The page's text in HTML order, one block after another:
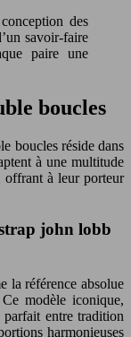
savoir-faire
paire une
boucles
boucles réside dans
à une multitude
offrant à leur porteur
john lobb
la référence absolue
modèle iconique,
parfait entre tradition
harmonieuses